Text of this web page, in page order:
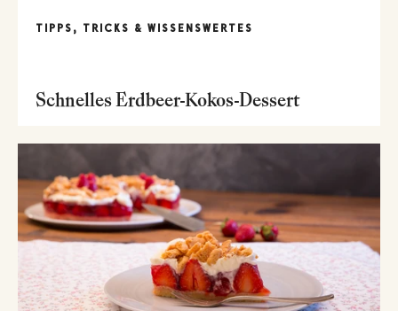
TIPPS, TRICKS & WISSENSWERTES
Schnelles Erdbeer-Kokos-Dessert